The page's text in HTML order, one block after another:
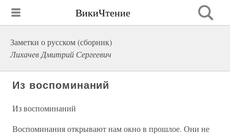
ВикиЧтение
Заметки о русском (сборник)
Лихачев Дмитрий Сергеевич
Из воспоминаний
Из воспоминаний
Воспоминания открывают нам окно в прошлое. Они не